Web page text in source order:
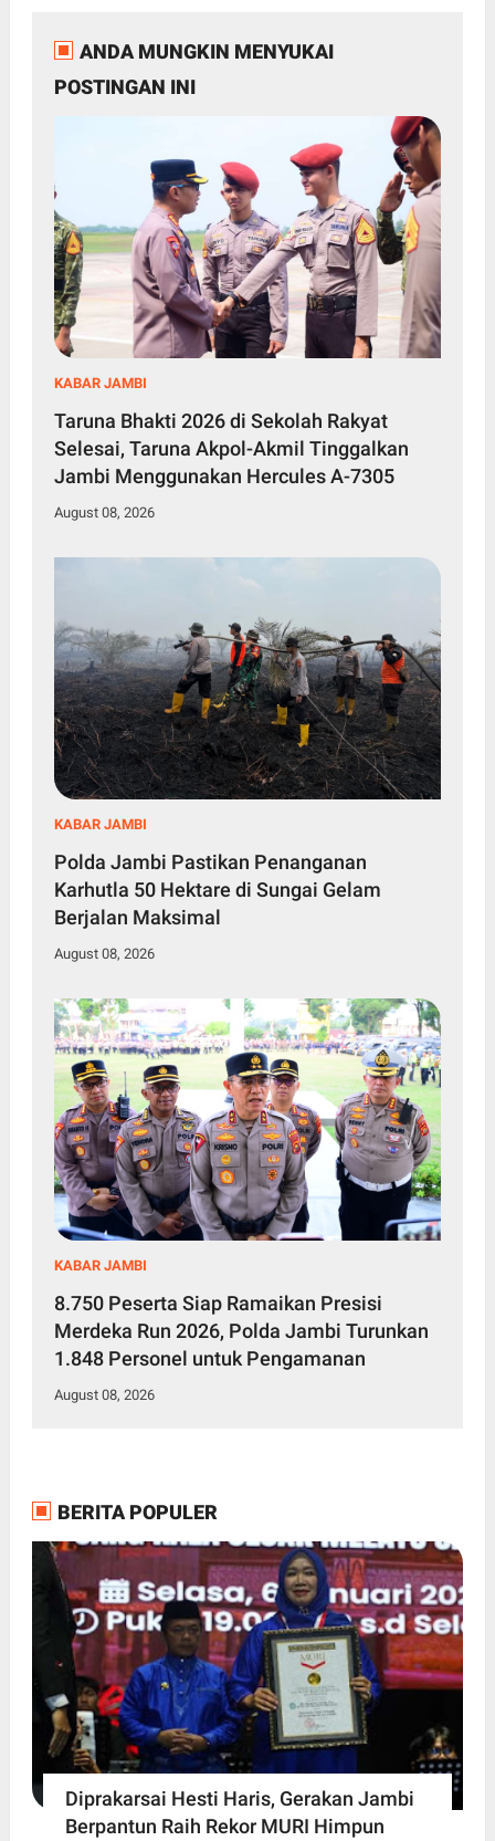
ANDA MUNGKIN MENYUKAI
POSTINGAN INI
KABAR JAMBI
Taruna Bhakti 2026 di Sekolah Rakyat
Selesai, Taruna Akpol-Akmil Tinggalkan
Jambi Menggunakan Hercules A-7305
August 08, 2026
KABAR JAMBI
Polda Jambi Pastikan Penanganan
Karhutla 50 Hektare di Sungai Gelam
Berjalan Maksimal
August 08, 2026
KABAR JAMBI
8.750 Peserta Siap Ramaikan Presisi
Merdeka Run 2026, Polda Jambi Turunkan
1.848 Personel untuk Pengamanan
August 08, 2026
BERITA POPULER
Diprakarsai Hesti Haris, Gerakan Jambi
Berpantun Raih Rekor MURI Himpun